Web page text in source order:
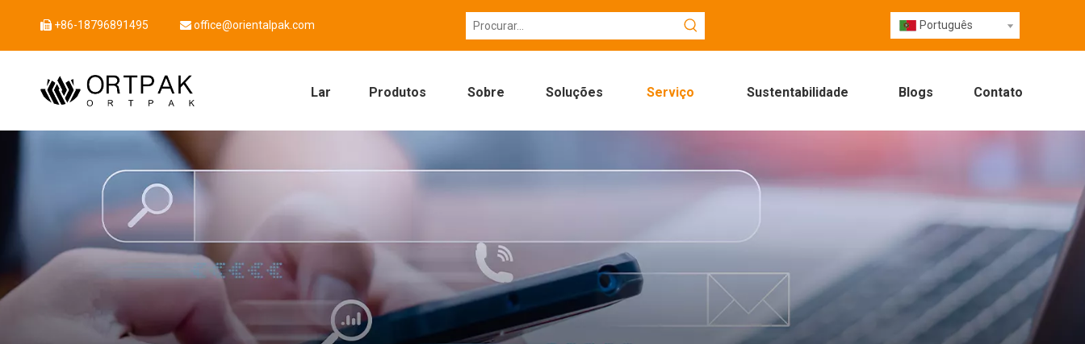
 +86-18796891495  office@orientalpak.com Português
Lar Produtos Sobre Soluções Serviço Sustentabilidade Blogs Contato